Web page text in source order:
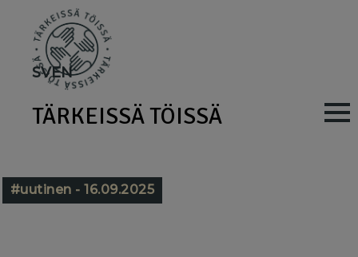
main
content
SVEN
TÄRKEISSÄ TÖISSÄ
#uutinen - 16.09.2025